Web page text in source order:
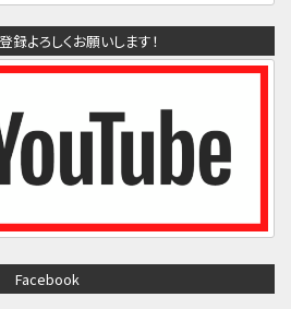
録よろしくお願いします！
Facebook